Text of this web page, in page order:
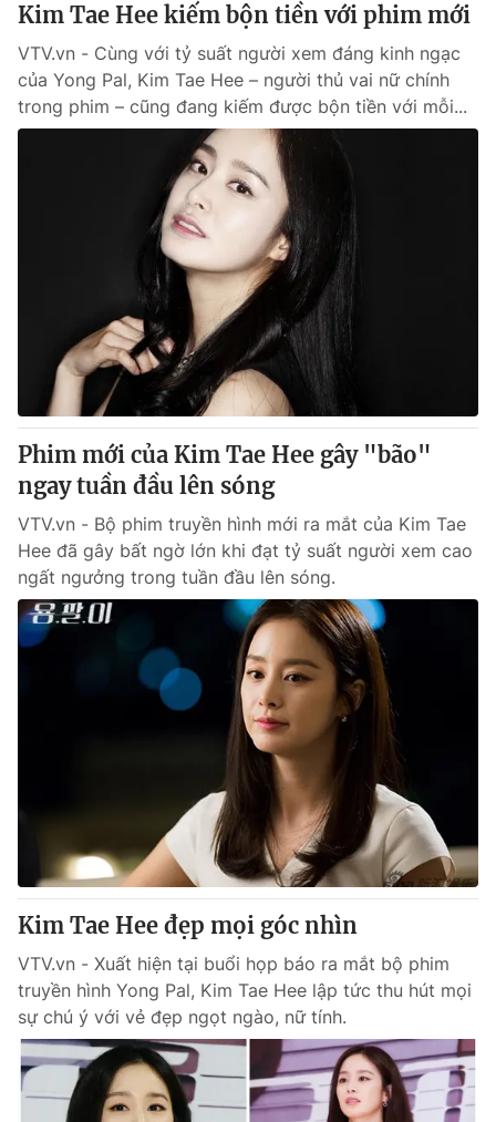
Kim Tae Hee kiếm bộn tiền với phim mới
VTV.vn - Cùng với tỷ suất người xem đáng kinh ngạc
của Yong Pal, Kim Tae Hee – người thủ vai nữ chính
trong phim – cũng đang kiếm được bộn tiền với mỗi...
Phim mới của Kim Tae Hee gây "bão"
ngay tuần đầu lên sóng
VTV.vn - Bộ phim truyền hình mới ra mắt của Kim Tae
Hee đã gây bất ngờ lớn khi đạt tỷ suất người xem cao
ngất ngưởng trong tuần đầu lên sóng.
Kim Tae Hee đẹp mọi góc nhìn
VTV.vn - Xuất hiện tại buổi họp báo ra mắt bộ phim
truyền hình Yong Pal, Kim Tae Hee lập tức thu hút mọi
sự chú ý với vẻ đẹp ngọt ngào, nữ tính.